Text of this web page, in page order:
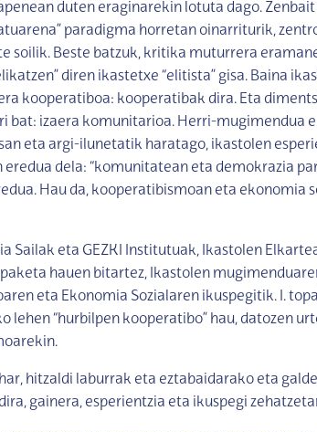
duten eraginarekin lotuta dago.
paradigma horretan oinarriturik,
soilik. Beste batzuk, kritika muturrera
diren ikastetxe “elitista” gisa. Baina
kooperatiboa: kooperatibak dira. Eta
bat: izaera komunitarioa. Herri-mugimendua
eta argi-ilunetatik haratago, ikastolen
eredua dela: “komunitatean eta demokrazia
Hau da, kooperatibismoan eta ekonomia
Sailak eta GEZKI Institutuak, Ikastolen
hauen bitartez, Ikastolen
eta Ekonomia Sozialaren ikuspegitik. I.
lehen “hurbilpen kooperatibo” hau, datozen
hitzaldi laburrak eta eztabaidarako eta
gainera, esperientzia eta ikuspegi